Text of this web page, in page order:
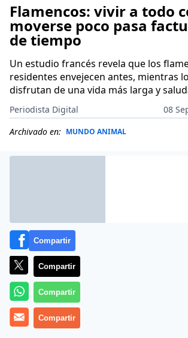
Flamencos: vivir a todo
moverse poco pasa
de tiempo
Un estudio francés revela que los
residentes envejecen antes, mientras
disfrutan de una vida más larga y
Periodista Digital
08
Archivado en: MUNDO ANIMAL
Más información
Compartir
Compartir
Compartir
Compartir